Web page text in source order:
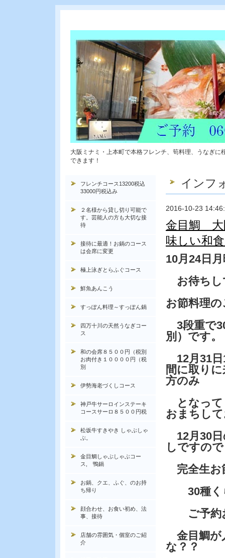
大阪ミナミ・上本町で本格フレンチ、筍料理、うなぎ
できます！
インフ
2016-10-23
金目鯛 大
味しい和
10月24日
お待ちし
お節料理
3段重で
別）です。
12月31日
間に取り
方のみ
となって
おまちし
12月30日
しですので
完全生お
30種く
ご予約
金目鯛が
な？？
フレンチコース13200税込
33000円税込み
２名様から貸し切り可能で
す。芸能人の方も大切な接
待
接待に最適！お鍋のコース
は会席に変更
極上泳ぎとらふぐコース
鮮魚あんこう
すっぽん料理～すっぽん鍋
四万十川の天然うなぎコー
ス
和の会席８５００円（税別
お肉付き１００００円（税
別
伊勢海老づくしコース
神戸牛サーロインステーキ
コースサーロ８５００円税
松坂牛すきやき しゃぶしゃ
ぶ。
金目鯛しゃぶしゃぶコー
ス, 鴨鍋
お鍋、クエ、ふぐ、のお持
ち帰り
顔合わせ、お食い初め、法
事、接待
店舗の雰囲気・個室のご紹
介